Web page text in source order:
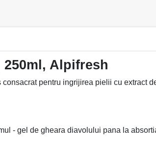
Alpifresh
pentru ingrijirea pielii cu extract
- gel de gheara diavolului pana la